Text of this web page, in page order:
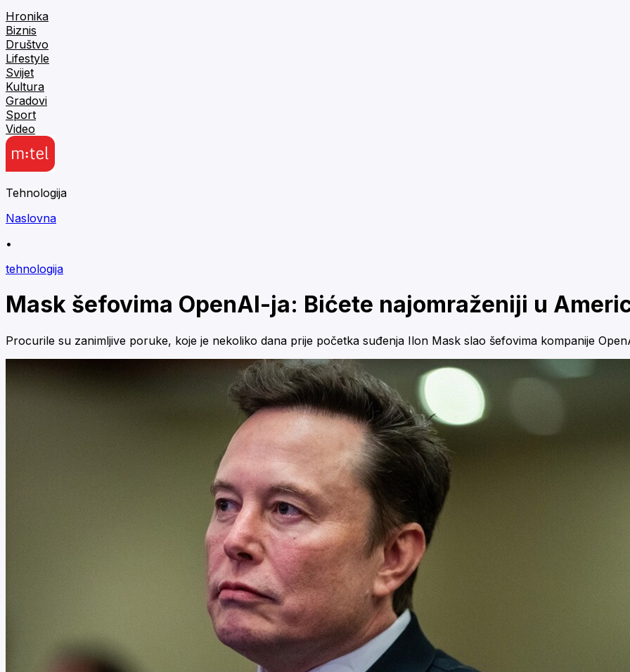
Hronika
Biznis
Društvo
Lifestyle
Svijet
Kultura
Gradovi
Sport
Video
Tehnologija
Naslovna
•
tehnologija
Mask šefovima OpenAI-ja: Bićete najomraženiji u
Procurile su zanimljive poruke, koje je nekoliko dana prije početka suđenja Ilon Mask slao šefovima kompanije